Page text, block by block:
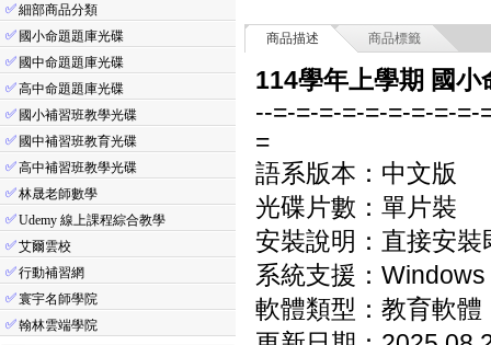
✅細部商品分類
✅ 國小命題題庫光碟
✅ 國中命題題庫光碟
✅高中命題題庫光碟
✅ 國小補習班教學光碟
✅ 國中補習班教育光碟
✅高中補習班教學光碟
✅林晟老師數學
✅Udemy 線上課程綜合教學
✅艾爾雲校
✅行動補習網
✅寰宇名師學院
✅翰林雲端學院
商品描述 商品標籤
114學年上學期 國
--=-=-=-=-=-=-=-=-=-
=
語系版本：中文版
光碟片數：單片裝
安裝說明：直接安裝
系統支援：
軟體類型：教育軟體